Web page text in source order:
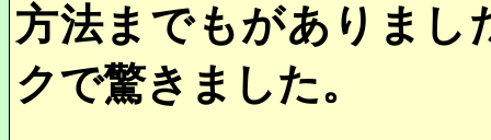
方法までもがありまし
クで驚きました。